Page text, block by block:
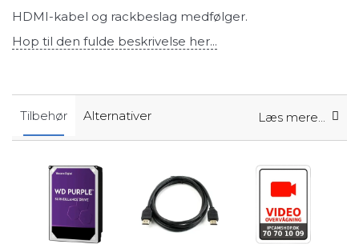
HDMI-kabel og rackbeslag medfølger.
Hop til den fulde beskrivelse her...
Læs mere...
Tilbehør Alternativer